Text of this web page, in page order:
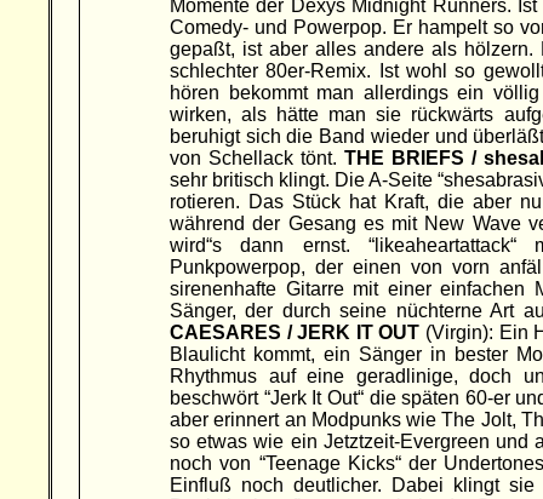
Momente der Dexys Midnight Runners.
Comedy- und Powerpop. Er hampelt so
gepaßt, ist aber alles andere als hölzern.
schlechter 80er-Remix. Ist wohl so
hören bekommt man allerdings ein
wirken, als hätte man sie rückwärts
beruhigt sich die Band wieder und
von Schellack tönt. THE BRIEFS /
sehr britisch klingt. Die A-Seite
rotieren. Das Stück hat Kraft, die aber
während der Gesang es mit New Wave
wird“s dann ernst.
Punkpowerpop, der einen von vorn
sirenenhafte Gitarre mit einer
Sänger, der durch seine nüchterne Art
CAESARES / JERK IT OUT (Virgin): Ein
Blaulicht kommt, ein Sänger in bester
Rhythmus auf eine geradlinige, doch
beschwört “Jerk It Out“ die späten 60-er
aber erinnert an Modpunks wie The Jolt,
so etwas wie ein Jetztzeit-Evergreen und
noch von “Teenage Kicks“ der
Einfluß noch deutlicher. Dabei klingt